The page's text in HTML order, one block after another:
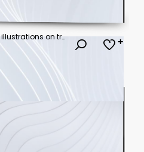
PNG Vintage botanical floral illustrations on transparent background